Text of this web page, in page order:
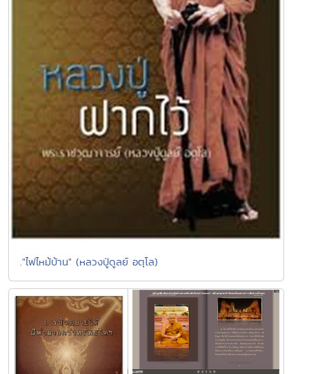
."ไฟไหม้บ้าน" (หลวงปู่ดูลย์ อตุโล)